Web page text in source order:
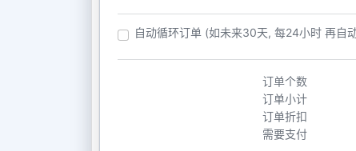
自动循环订单 (如未来30天, 每24小时 再自
订单个数
订单小计
订单折扣
需要支付